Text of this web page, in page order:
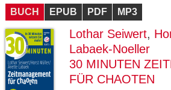
BUCH EPUB PDF MP3
Lothar Seiwert,
Labaek-Noeller
30 MINUTEN
FÜR CHAOTEN